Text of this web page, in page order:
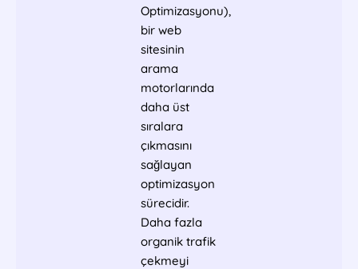
Optimizasyonu),
bir web
sitesinin
arama
motorlarında
daha üst
sıralara
çıkmasını
sağlayan
optimizasyon
sürecidir.
Daha fazla
organik trafik
çekmeyi